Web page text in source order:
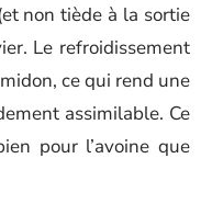
non tiède à la sortie
Le refroidissement
ce qui rend une
assimilable. Ce
pour l’avoine que